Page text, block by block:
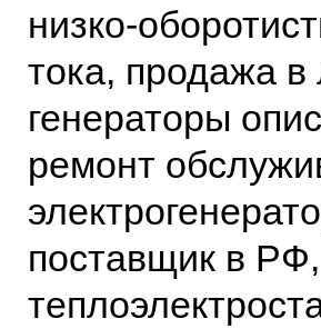
низко-
тока, продажа в
генераторы
ремонт
поставщик в